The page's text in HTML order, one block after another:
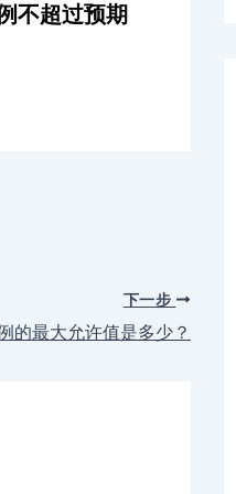
不超过预期
下一步
的最大允许值是多少？